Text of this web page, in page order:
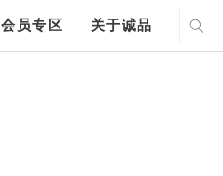
会员专区 关于诚品